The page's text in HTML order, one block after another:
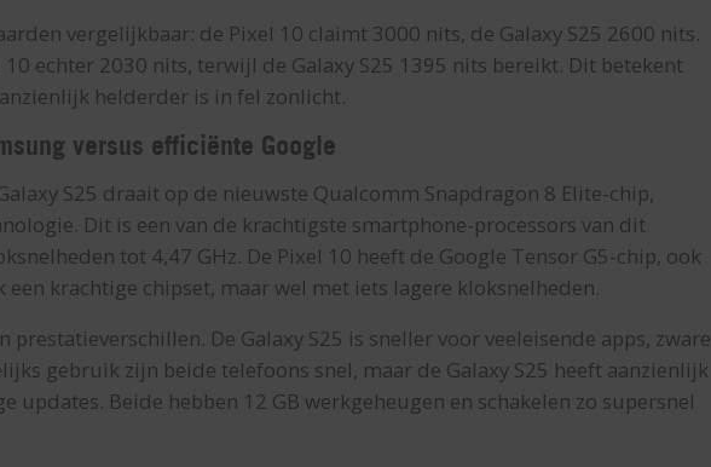
vergelijkbaar: de Pixel 10 claimt 3000 nits, de Galaxy S25 2600 nits.
echter 2030 nits, terwijl de Galaxy S25 1395 nits bereikt. Dit betekent
helderder is in fel zonlicht.
versus efficiënte Google
S25 draait op de nieuwste Qualcomm Snapdragon 8 Elite-chip,
Dit is een van de krachtigste smartphone-processors van dit
tot 4,47 GHz. De Pixel 10 heeft de Google Tensor G5-chip, ook
krachtige chipset, maar wel met iets lagere kloksnelheden.
De Galaxy S25 is sneller voor veeleisende apps, zware
gebruik zijn beide telefoons snel, maar de Galaxy S25 heeft aanzienlijk
updates. Beide hebben 12 GB werkgeheugen en schakelen zo supersnel